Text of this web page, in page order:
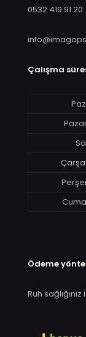
0532 419 91 20
Çalışma
Ödeme
Ruh